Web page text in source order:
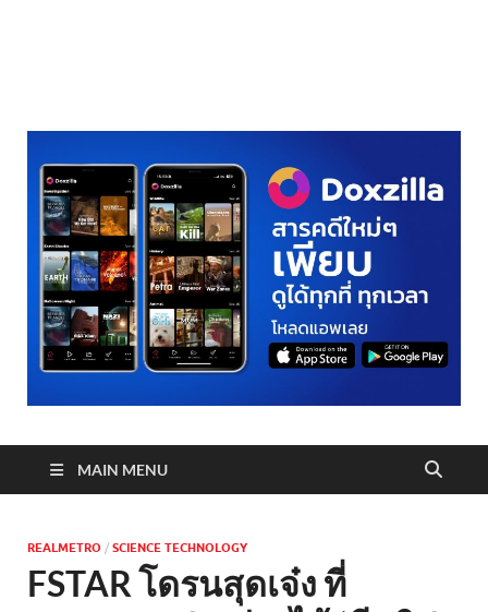
MAIN MENU
REALMETRO / SCIENCE TECHNOLOGY
FSTAR โดรนสุดเจ๋ง ที่